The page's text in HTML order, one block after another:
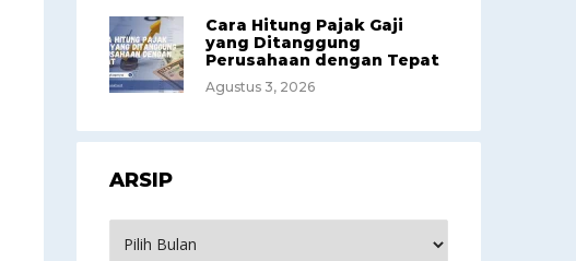
Cara Hitung Pajak Gaji
yang Ditanggung
Perusahaan dengan Tepat
Agustus 3, 2026
ARSIP